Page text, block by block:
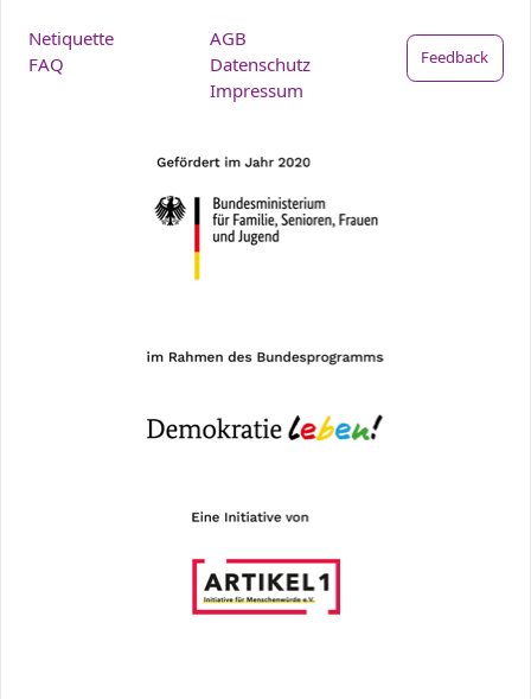
Netiquette
FAQ
AGB
Datenschutz
Impressum
Feedback